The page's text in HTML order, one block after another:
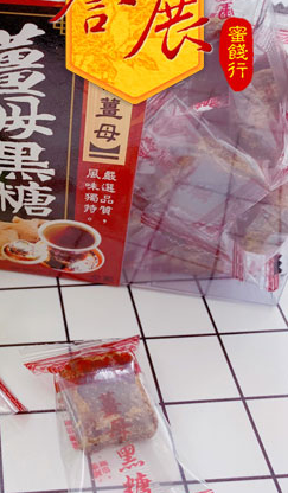
每筆NT$60，滿NT$799(含以上)免運費
付款後7-11取貨
每筆NT$60，滿NT$799(含以上)免運費
宅配到家
每筆NT$150，滿NT$1,399(含以上)免運費
澎湖金門馬祖宅配到家
每筆NT$250
付款後門市自取